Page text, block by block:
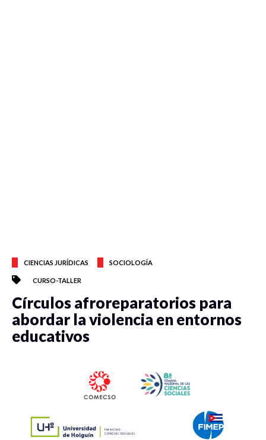
CIENCIAS JURÍDICAS SOCIOLOGÍA
CURSO-TALLER
Círculos afroreparatorios para
abordar la violencia en entornos
educativos